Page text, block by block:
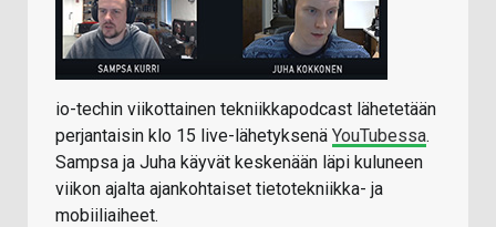
io-techin viikottainen tekniikkapodcast lähetetään
perjantaisin klo 15 live-lähetyksenä YouTubessa.
Sampsa ja Juha käyvät keskenään läpi kuluneen
viikon ajalta ajankohtaiset tietotekniikka- ja
mobiiliaiheet.